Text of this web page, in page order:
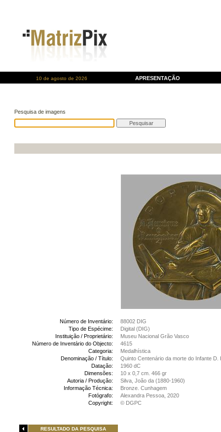
10 de agosto de 2026 APRESENTAÇÃO
Pesquisa de imagens
Número de Inventário:
88002 DIG
Tipo de Espécime:
Digital (DIG)
Instituição / Proprietário:
Museu Nacional Grão Vasco
Número de Inventário do Objecto:
4615
Categoria:
Medalhística
Denominação / Título:
Quinto Centenário da morte do Infante
Datação:
1960 dC
Dimensões:
10 x 0,7 cm. 466 gr
Autoria / Produção:
Silva, João da (1880-1960)
Informação Técnica:
Bronze. Cunhagem
Fotógrafo:
Alexandra Pessoa, 2020
Copyright:
© DGPC
RESULTADO DA PESQUISA